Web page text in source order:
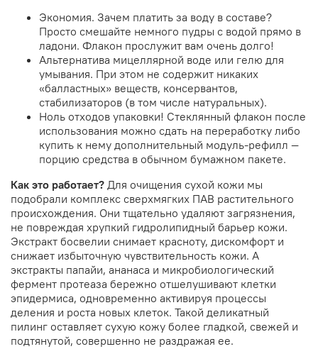
Экономия. Зачем платить за воду в составе?
Просто смешайте немного пудры с водой прямо в
ладони. Флакон прослужит вам очень долго!
Альтернатива мицеллярной воде или гелю для
умывания. При этом не содержит никаких
«балластных» веществ, консервантов,
стабилизаторов (в том числе натуральных).
Ноль отходов упаковки! Стеклянный флакон после
использования можно сдать на переработку либо
купить к нему дополнительный модуль-рефилл —
порцию средства в обычном бумажном пакете.
Как это работает? Для очищения сухой кожи мы
подобрали комплекс сверхмягких ПАВ растительного
происхождения. Они тщательно удаляют загрязнения,
не повреждая хрупкий гидролипидный барьер кожи.
Экстракт босвелии снимает красноту, дискомфорт и
снижает избыточную чувствительность кожи. А
экстракты папайи, ананаса и микробиологический
фермент протеаза бережно отшелушивают клетки
эпидермиса, одновременно активируя процессы
деления и роста новых клеток. Такой деликатный
пилинг оставляет сухую кожу более гладкой, свежей и
подтянутой, совершенно не раздражая ее.